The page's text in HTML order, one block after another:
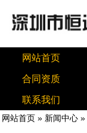
网站首页
合同资质
联系我们
网站首页 » 新闻中心 »